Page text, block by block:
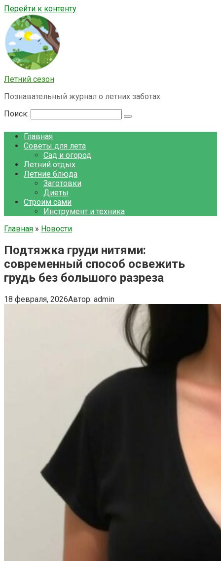
Перейти к контенту
Летний сезон
Познавательный журнал о летних заботах
Поиск:
Главная
Советы для лета
Сад и огород
Летний отдых
Летние блюда
Заготовки
Диеты
Строим сами
Инструмент и техника
Главная » Новости
Подтяжка груди нитями:
современный способ освежить
грудь без большого разреза
18 февраля, 2026Автор: admin